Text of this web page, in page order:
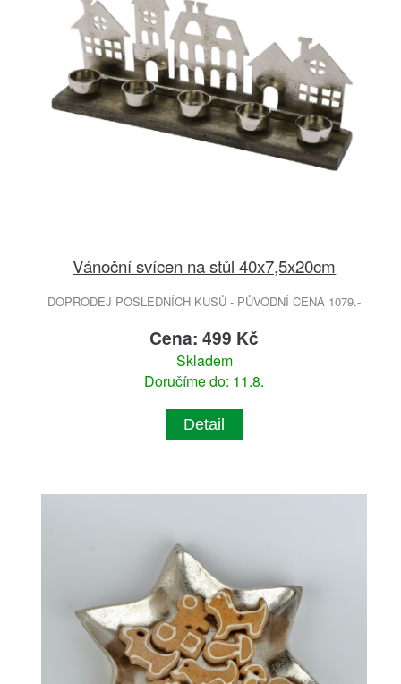
Vánoční svícen na stůl 40x7,5x20cm
DOPRODEJ POSLEDNÍCH KUSŮ - PŮVODNÍ CENA 1079.-
Cena: 499 Kč
Skladem
Doručíme do: 11.8.
Detail